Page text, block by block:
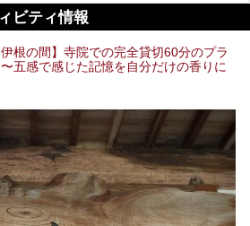
ビティ情報
根の間】寺院での完全貸切60分のプラ
五感で感じた記憶を自分だけの香りに